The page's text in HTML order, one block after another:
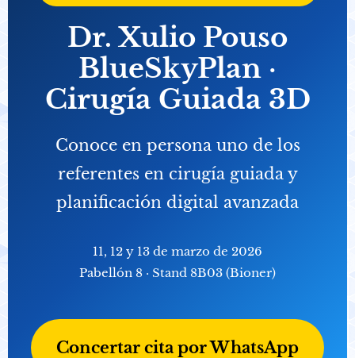
Dr. Xulio Pouso
BlueSkyPlan ·
Cirugía Guiada 3D
Conoce en persona uno de los
referentes en cirugía guiada y
planificación digital avanzada
11, 12 y 13 de marzo de 2026
Pabellón 8 · Stand 8B03 (Bioner)
Concertar cita por WhatsApp